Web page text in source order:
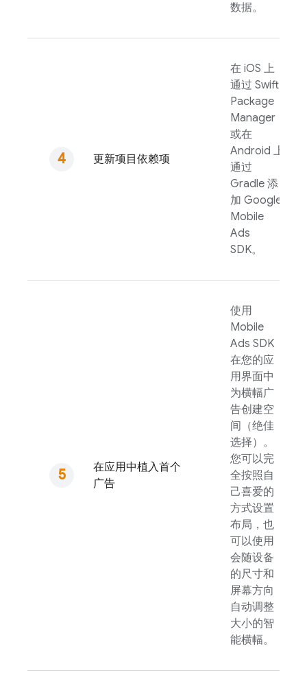
数据。
更新项目依赖项
在 iOS 上
通过 Swift
Package
Manager
或在
Android 上
通过
Gradle 添
加 Google
Mobile
Ads
SDK。
在应用中植入首个
广告
使用
Mobile
Ads SDK
在您的应
用界面中
为横幅广
告创建空
间（绝佳
选择）。
您可以完
全按照自
己喜爱的
方式设置
布局，也
可以使用
会随设备
的尺寸和
屏幕方向
自动调整
大小的智
能横幅。